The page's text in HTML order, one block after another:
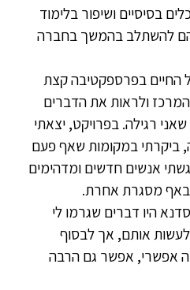
בסיסיים ושיפור בלימוד
להשתלב בהמשך בחברה
החיים בפרספקטיבה קצת
ולראות את הדברים
רגילה. בפרויקט, יצאתי
ביקרתי במקומות שאף פעם
אנשים חדשים ומדהימים
באף מסגרת אחרת.
היו דברים שגרמו לי
אותם, אך לבסוף
אפשרי, אפשר גם הרבה